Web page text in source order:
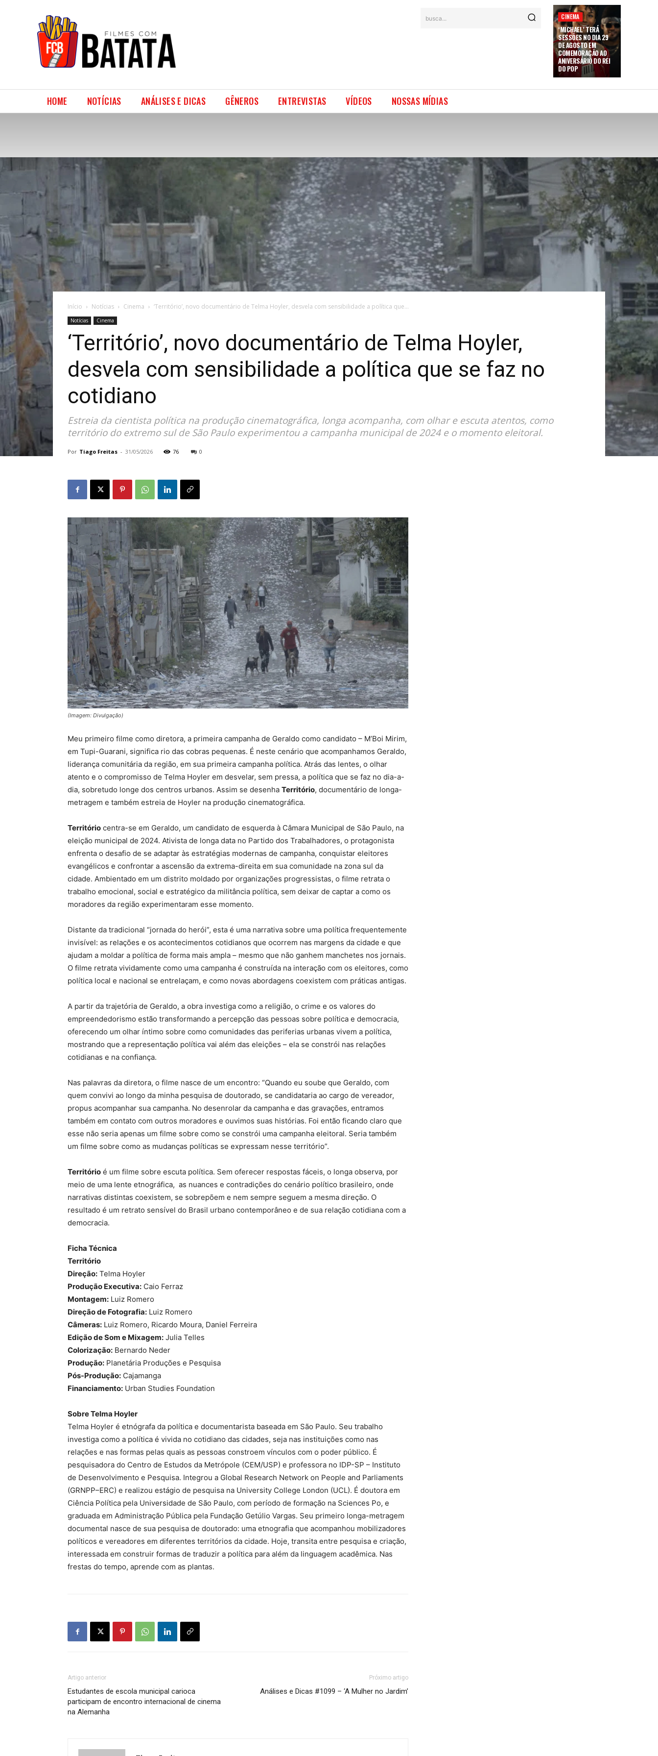
busca... CINEMA
‘MICHAEL’ TERÁ
SESSÕES NO DIA 29
DE AGOSTO EM
COMEMORAÇÃO AO
ANIVERSÁRIO DO REI
DO POP
HOME NOTÍCIAS ANÁLISES E DICAS GÊNEROS ENTREVISTAS VÍDEOS NOSSAS MÍDIAS
Início Notícias Cinema ‘Território’, novo documentário de Telma Hoyler, desvela com sensibilidade a política que...
Notícias Cinema
‘Território’, novo documentário de Telma Hoyler,
desvela com sensibilidade a política que se faz no
cotidiano
Estreia da cientista política na produção cinematográfica, longa acompanha, com olhar e escuta atentos, como
território do extremo sul de São Paulo experimentou a campanha municipal de 2024 e o momento eleitoral.
Por Tiago Freitas - 31/05/2026 76 0
(Imagem: Divulgação)
Meu primeiro filme como diretora, a primeira campanha de Geraldo como candidato – M’Boi Mirim,
em Tupi-Guarani, significa rio das cobras pequenas. É neste cenário que acompanhamos Geraldo,
liderança comunitária da região, em sua primeira campanha política. Atrás das lentes, o olhar
atento e o compromisso de Telma Hoyler em desvelar, sem pressa, a política que se faz no dia-a-
dia, sobretudo longe dos centros urbanos. Assim se desenha Território, documentário de longa-
metragem e também estreia de Hoyler na produção cinematográfica.
Território centra-se em Geraldo, um candidato de esquerda à Câmara Municipal de São Paulo, na
eleição municipal de 2024. Ativista de longa data no Partido dos Trabalhadores, o protagonista
enfrenta o desafio de se adaptar às estratégias modernas de campanha, conquistar eleitores
evangélicos e confrontar a ascensão da extrema-direita em sua comunidade na zona sul da
cidade. Ambientado em um distrito moldado por organizações progressistas, o filme retrata o
trabalho emocional, social e estratégico da militância política, sem deixar de captar a como os
moradores da região experimentaram esse momento.
Distante da tradicional “jornada do herói”, esta é uma narrativa sobre uma política frequentemente
invisível: as relações e os acontecimentos cotidianos que ocorrem nas margens da cidade e que
ajudam a moldar a política de forma mais ampla – mesmo que não ganhem manchetes nos jornais.
O filme retrata vividamente como uma campanha é construída na interação com os eleitores, como
política local e nacional se entrelaçam, e como novas abordagens coexistem com práticas antigas.
A partir da trajetória de Geraldo, a obra investiga como a religião, o crime e os valores do
empreendedorismo estão transformando a percepção das pessoas sobre política e democracia,
oferecendo um olhar íntimo sobre como comunidades das periferias urbanas vivem a política,
mostrando que a representação política vai além das eleições – ela se constrói nas relações
cotidianas e na confiança.
Nas palavras da diretora, o filme nasce de um encontro: “Quando eu soube que Geraldo, com
quem convivi ao longo da minha pesquisa de doutorado, se candidataria ao cargo de vereador,
propus acompanhar sua campanha. No desenrolar da campanha e das gravações, entramos
também em contato com outros moradores e ouvimos suas histórias. Foi então ficando claro que
esse não seria apenas um filme sobre como se constrói uma campanha eleitoral. Seria também
um filme sobre como as mudanças políticas se expressam nesse território”.
Território é um filme sobre escuta política. Sem oferecer respostas fáceis, o longa observa, por
meio de uma lente etnográfica, as nuances e contradições do cenário político brasileiro, onde
narrativas distintas coexistem, se sobrepõem e nem sempre seguem a mesma direção. O
resultado é um retrato sensível do Brasil urbano contemporâneo e de sua relação cotidiana com a
democracia.
Ficha Técnica
Território
Direção: Telma Hoyler
Produção Executiva: Caio Ferraz
Montagem: Luiz Romero
Direção de Fotografia: Luiz Romero
Câmeras: Luiz Romero, Ricardo Moura, Daniel Ferreira
Edição de Som e Mixagem: Julia Telles
Colorização: Bernardo Neder
Produção: Planetária Produções e Pesquisa
Pós-Produção: Cajamanga
Financiamento: Urban Studies Foundation
Sobre Telma Hoyler
Telma Hoyler é etnógrafa da política e documentarista baseada em São Paulo. Seu trabalho
investiga como a política é vivida no cotidiano das cidades, seja nas instituições como nas
relações e nas formas pelas quais as pessoas constroem vínculos com o poder público. É
pesquisadora do Centro de Estudos da Metrópole (CEM/USP) e professora no IDP-SP – Instituto
de Desenvolvimento e Pesquisa. Integrou a Global Research Network on People and Parliaments
(GRNPP–ERC) e realizou estágio de pesquisa na University College London (UCL). É doutora em
Ciência Política pela Universidade de São Paulo, com período de formação na Sciences Po, e
graduada em Administração Pública pela Fundação Getúlio Vargas. Seu primeiro longa-metragem
documental nasce de sua pesquisa de doutorado: uma etnografia que acompanhou mobilizadores
políticos e vereadores em diferentes territórios da cidade. Hoje, transita entre pesquisa e criação,
interessada em construir formas de traduzir a política para além da linguagem acadêmica. Nas
frestas do tempo, aprende com as plantas.
Artigo anterior
Estudantes de escola municipal carioca
participam de encontro internacional de cinema
na Alemanha
Próximo artigo
Análises e Dicas #1099 – ‘A Mulher no Jardim’